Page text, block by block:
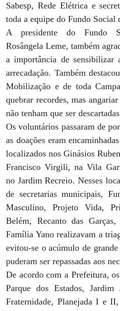
Sabesp, Rede Elétrica e
toda a equipe do Fundo Social
A presidente do Fundo
Rosângela Leme, também
a importância de sensibilizar
arrecadação. Também
Mobilização e de toda
quebrar recordes, mas
não tenham que ser
Os voluntários passaram de
as doações eram
localizados nos Ginásios
Francisco Virgili, na Vila
no Jardim Recreio. Nesses
de secretarias municipais,
Masculino, Projeto Vida,
Belém, Recanto das
Família Yano realizavam a
evitou-se o acúmulo de
puderam ser repassadas aos
De acordo com a Prefeitura,
Parque dos Estados,
Fraternidade, Planejada I e